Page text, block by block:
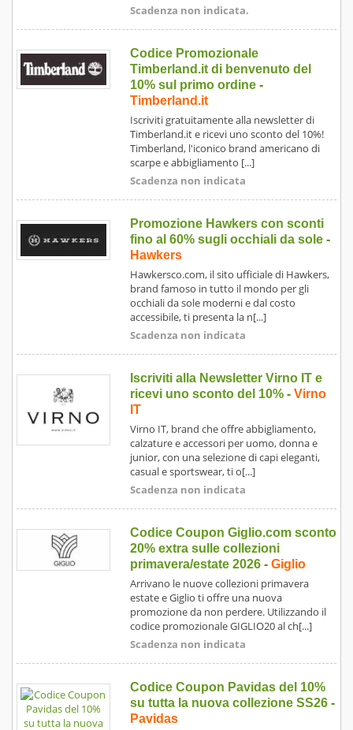
Scadenza non indicata.
Codice Promozionale
Timberland.it di benvenuto del
10% sul primo ordine-
Timberland.it
Iscriviti gratuitamente alla newsletter di
Timberland.it e ricevi uno sconto del 10%!
Timberland, l'iconico brand americano di
scarpe e abbigliamento [...]
Scadenza non indicata
Promozione Hawkers con sconti
fino al 60% sugli occhiali da sole-
Hawkers
Hawkersco.com, il sito ufficiale di Hawkers,
brand famoso in tutto il mondo per gli
occhiali da sole moderni e dal costo
accessibile, ti presenta la n[...]
Scadenza non indicata
Iscriviti alla Newsletter Virno IT e
ricevi uno sconto del 10%- Virno
IT
Virno IT, brand che offre abbigliamento,
calzature e accessori per uomo, donna e
junior, con una selezione di capi eleganti,
casual e sportswear, ti o[...]
Scadenza non indicata
Codice Coupon Giglio.com sconto
20% extra sulle collezioni
primavera/estate 2026- Giglio
Arrivano le nuove collezioni primavera
estate e Giglio ti offre una nuova
promozione da non perdere. Utilizzando il
codice promozionale GIGLIO20 al ch[...]
Scadenza non indicata
Codice Coupon Pavidas del 10%
su tutta la nuova collezione SS26-
Pavidas